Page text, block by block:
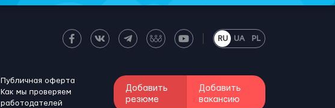
RU UA PL
Публичная оферта
Как мы проверяем
работодателей
Добавить
резюме
Добавить
вакансию